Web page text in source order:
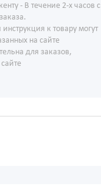
- В течение 2-х часов с
к товару могут
на сайте
для заказов,